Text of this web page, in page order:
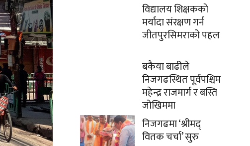
विद्यालय शिक्षकको
मर्यादा संरक्षण गर्न
जीतपुरसिमराको पहल
बकैया बाढीले
निजगढस्थित पूर्वपश्चिम
महेन्द्र राजमार्ग र बस्ति
जोखिममा
निजगढमा ‘श्रीमद्
वितक चर्चा’ सुरु